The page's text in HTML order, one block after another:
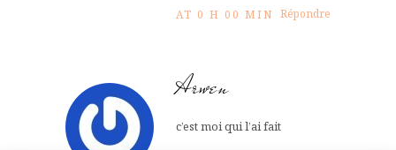
AT 0 H 00 MIN Répondre
Arwen
c’est moi qui l’ai fait
Mentions légales Confidentialité